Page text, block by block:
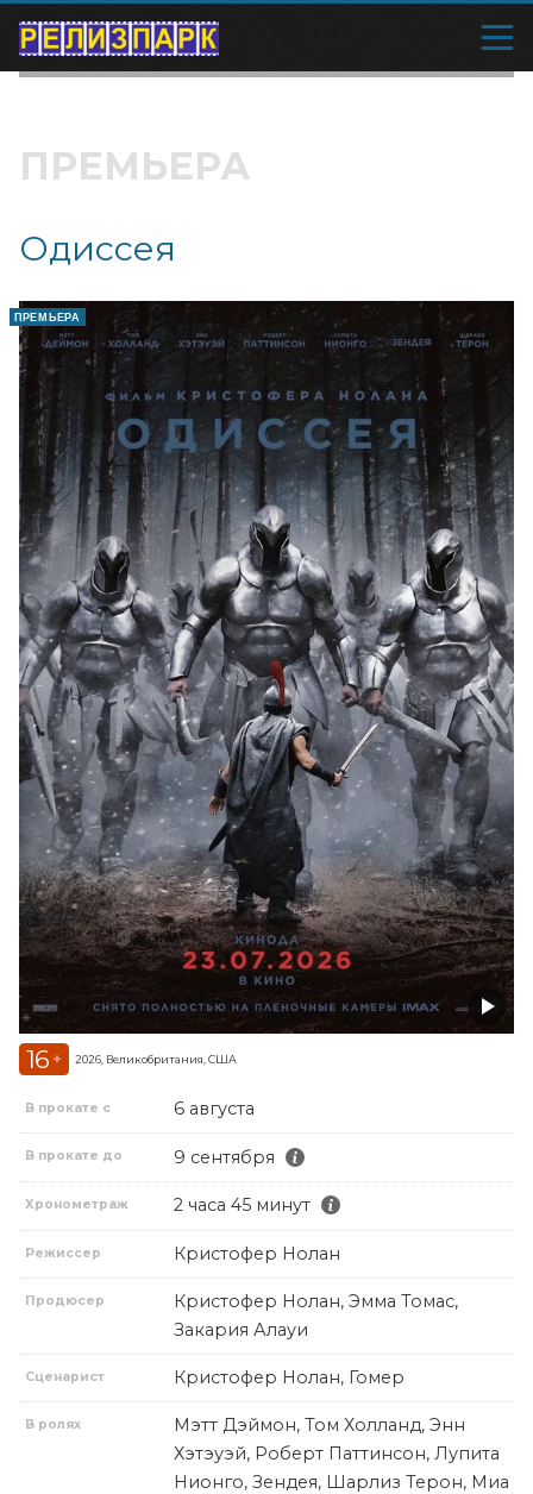
ПРЕМЬЕРА
Одиссея
ПРЕМЬЕРА
16 + 2026, Великобритания, США
В прокате с 6 августа
В прокате до 9 сентября
Хронометраж 2 часа 45 минут
Режиссер Кристофер Нолан
Продюсер
Кристофер Нолан, Эмма Томас,
Закария Алауи
Сценарист Кристофер Нолан, Гомер
В ролях
Мэтт Дэймон, Том Холланд, Энн
Хэтэуэй, Роберт Паттинсон, Лупита
Нионго, Зендея, Шарлиз Терон, Миа